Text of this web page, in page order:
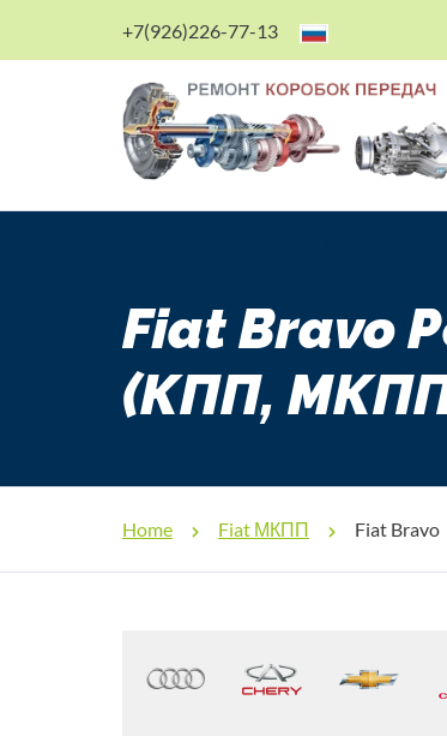
+7(926)226-77-13
Fiat Bravo
(КПП,
Home Fiat МКПП Fiat Bravo